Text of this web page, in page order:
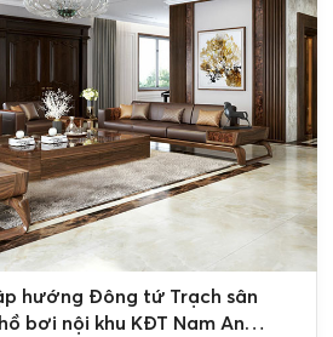
hướng Đông tứ Trạch sân
bơi nội khu KĐT Nam An